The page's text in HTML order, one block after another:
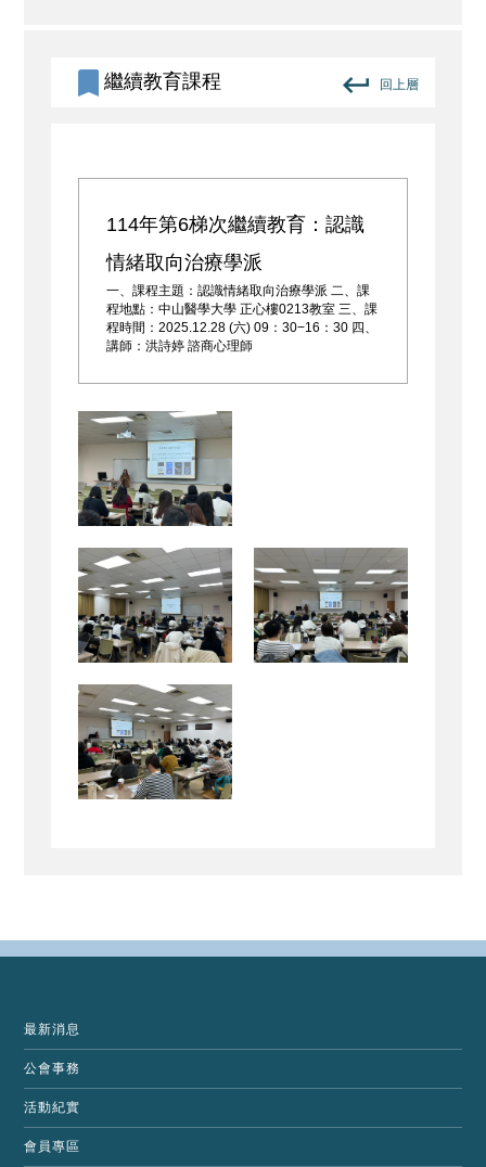
繼續教育課程 回上層
114年第6梯次繼續教育：認識
情緒取向治療學派
一、課程主題：認識情緒取向治療學派 二、課
程地點：中山醫學大學 正心樓0213教室 三、課
程時間：2025.12.28 (六) 09：30−16：30 四、
講師：洪詩婷 諮商心理師
最新消息
公會事務
活動紀實
會員專區